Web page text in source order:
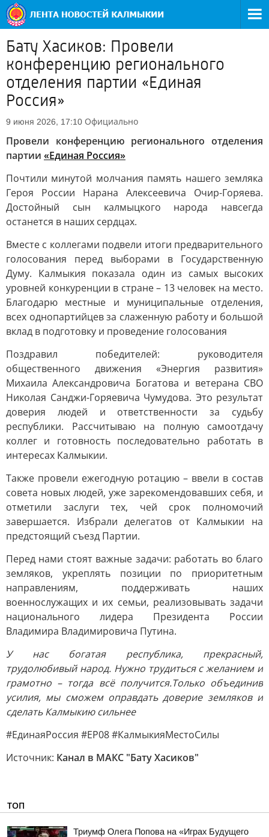
Бату Хасиков: Провели
конференцию регионального
отделения партии «Единая
Россия»
9 июня 2026, 17:10 Официально
Провели конференцию регионального отделения
партии «Единая Россия»
Почтили минутой молчания память нашего земляка
Героя России Нарана Алексеевича Очир-Горяева.
Достойный сын калмыцкого народа навсегда
останется в наших сердцах.
Вместе с коллегами подвели итоги предварительного
голосования перед выборами в Государственную
Думу. Калмыкия показала один из самых высоких
уровней конкуренции в стране – 13 человек на место.
Благодарю местные и муниципальные отделения,
всех однопартийцев за слаженную работу и большой
вклад в подготовку и проведение голосования
Поздравил победителей: руководителя
общественного движения «Энергия развития»
Михаила Александровича Богатова и ветерана СВО
Николая Санджи-Горяевича Чумудова. Это результат
доверия людей и ответственности за судьбу
республики. Рассчитываю на полную самоотдачу
коллег и готовность последовательно работать в
интересах Калмыкии.
Также провели ежегодную ротацию – ввели в состав
совета новых людей, уже зарекомендовавших себя, и
отметили заслуги тех, чей срок полномочий
завершается. Избрали делегатов от Калмыкии на
предстоящий съезд Партии.
Перед нами стоят важные задачи: работать во благо
земляков, укреплять позиции по приоритетным
направлениям, поддерживать наших
военнослужащих и их семьи, реализовывать задачи
национального лидера Президента России
Владимира Владимировича Путина.
У нас богатая республика, прекрасный,
трудолюбивый народ. Нужно трудиться с желанием и
грамотно – тогда всё получится.Только объединив
усилия, мы сможем оправдать доверие земляков и
сделать Калмыкию сильнее
#ЕдинаяРоссия #ЕР08 #КалмыкияМестоСилы
Источник: Канал в МАКС "Бату Хасиков"
ТОП
Триумф Олега Попова на «Играх Будущего